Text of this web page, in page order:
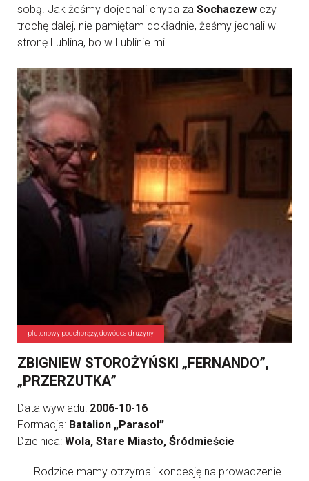
sobą. Jak żeśmy dojechali chyba za Sochaczew czy
trochę dalej, nie pamiętam dokładnie, żeśmy jechali w
stronę Lublina, bo w Lublinie mi ...
plutonowy podchorąży, dowódca drużyny
ZBIGNIEW STOROŻYŃSKI „FERNANDO”,
„PRZERZUTKA”
Data wywiadu: 2006-10-16
Formacja: Batalion „Parasol”
Dzielnica: Wola, Stare Miasto, Śródmieście
... . Rodzice mamy otrzymali koncesję na prowadzenie